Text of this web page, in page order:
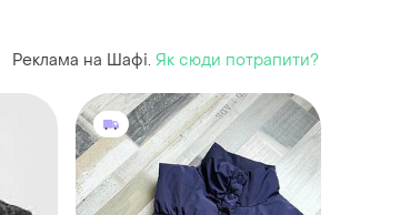
Реклама на Шафі. Як сюди потрапити?